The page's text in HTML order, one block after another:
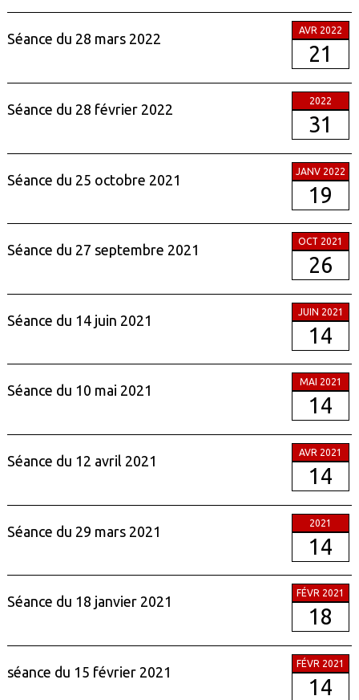
Séance du 28 mars 2022
AVR 2022
21
Séance du 28 février 2022
2022
31
Séance du 25 octobre 2021
JANV 2022
19
Séance du 27 septembre 2021
OCT 2021
26
Séance du 14 juin 2021
JUIN 2021
14
Séance du 10 mai 2021
MAI 2021
14
Séance du 12 avril 2021
AVR 2021
14
Séance du 29 mars 2021
2021
14
Séance du 18 janvier 2021
FÉVR 2021
18
séance du 15 février 2021
FÉVR 2021
14